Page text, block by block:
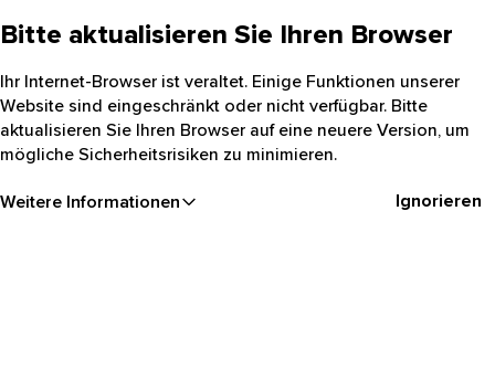
Bitte aktualisieren Sie Ihren Browser
Ihr Internet-Browser ist veraltet. Einige Funktionen unserer
Website sind eingeschränkt oder nicht verfügbar. Bitte
aktualisieren Sie Ihren Browser auf eine neuere Version, um
mögliche Sicherheitsrisiken zu minimieren.
Weitere Informationen Ignorieren